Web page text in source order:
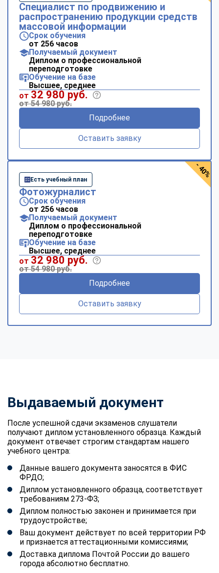
Специалист по продвижению и
распространению продукции средств
массовой информации
Срок обучения
от 256 часов
Получаемый документ
Диплом о профессиональной
переподготовке
Обучение на базе
Высшее, среднее
от 32 980 руб.
от 54 980 руб.
Подробнее
Оставить заявку
Есть учебный план
Фотожурналист
Срок обучения
от 256 часов
Получаемый документ
Диплом о профессиональной
переподготовке
Обучение на базе
Высшее, среднее
от 32 980 руб.
от 54 980 руб.
Подробнее
Оставить заявку
- 40%
Выдаваемый документ
После успешной сдачи экзаменов слушатели
получают диплом установленного образца. Каждый
документ отвечает строгим стандартам нашего
учебного центра:
Данные вашего документа заносятся в ФИС
ФРДО;
Диплом установленного образца, соответствует
требованиям 273-ФЗ;
Диплом полностью законен и принимается при
трудоустройстве;
Ваш документ действует по всей территории РФ
и признается аттестационными комиссиями;
Доставка диплома Почтой России до вашего
города абсолютно бесплатно.